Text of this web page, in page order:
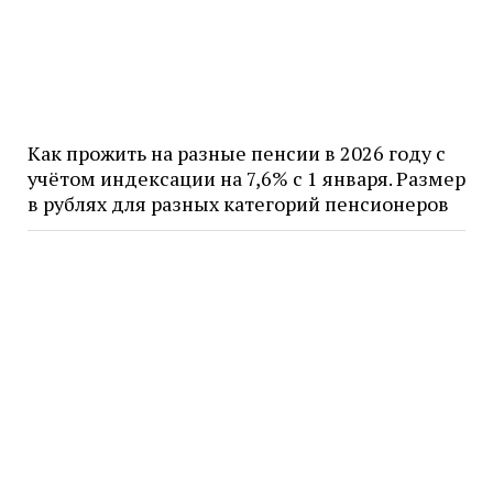
Как прожить на разные пенсии в 2026 году с
учётом индексации на 7,6% с 1 января. Размер
в рублях для разных категорий пенсионеров